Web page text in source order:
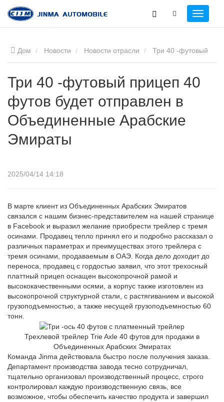
Дом Новости Новости отрасли
прицеп 40 футов будет отправлен в Объединенные
Арабские Эмираты
Три 40 -футовый прицеп 40
футов будет отправлен в
Объединенные Арабские
Эмираты
2025/04/14 14:18
В марте клиент из Объединенных Арабских Эмиратов
связался с нашим бизнес-представителем на нашей странице
в Facebook и выразил желание приобрести трейлер с тремя
осинами. Продавец тепло принял его и подробно рассказал о
различных параметрах и преимуществах этого трейлера с
тремя осинами, продаваемым в ОАЭ. Когда дело доходит до
переноса, продавец с гордостью заявил, что этот трехосный
платтный прицеп оснащен высокопрочной рамой и
высококачественными осями, а корпус также изготовлен из
высокопрочной структурной стали, с растягиванием и высокой
грузоподъемностью, а также несущей грузоподъемностью 60
тонн.
Трехлевой трейлер Trie Axle 40 футов для продажи в
Объединенных Арабских Эмиратах
Команда Jinma действовала быстро после получения заказа.
Департамент производства завода тесно сотрудничал,
тщательно организовал производственный процесс, строго
контролировал каждую производственную связь, все
возможное, чтобы обеспечить качество продукта и завершил